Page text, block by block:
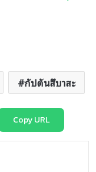
กัปตันสึบาสะ
Copy URL